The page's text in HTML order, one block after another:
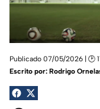
Publicado 07/05/2026 | 🕑
Escrito por: Rodrigo